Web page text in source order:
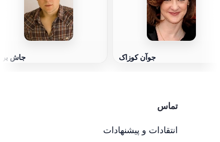
جاش جوآن کوزاک
تماس
انتقادات و پیشنهادات